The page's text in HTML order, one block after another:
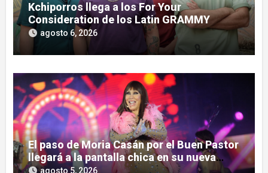
Kchiporros llega a los For Your
Consideration de los Latin GRAMMY
agosto 6, 2026
El paso de Moria Casán por el Buen Pastor
llegará a la pantalla chica en su nueva
serie documental
agosto 5, 2026